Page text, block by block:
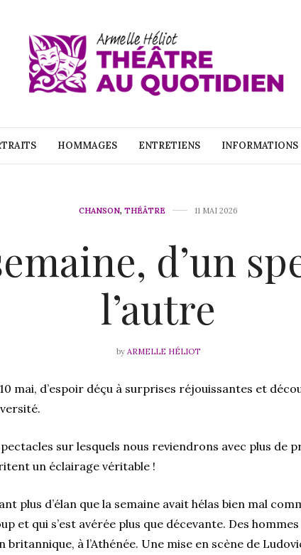
HOMMAGES ENTRETIENS INFORMATIONS
CHANSON, THÉÂTRE 11 MAI 2026
d’un
l’autre
by ARMELLE HÉLIOT
mai, d’espoir déçu à surprises réjouissantes et
sur lesquels nous reviendrons avec plus de
un éclairage véritable !
plus d’élan que la semaine avait hélas bien mal
et qui s’est avérée plus que décevante. Des
britannique, à l’Athénée. Une mise en scène de